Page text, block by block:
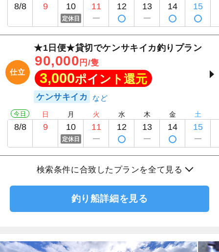
8/8 9 10
定休日
11 12 13 14 15
仕立
★1日便★貸切でケンサキイカ釣りプラン
90,000 円/隻
3,000ポイント還元
ケンサキイカ
今日
8/8
日
9
月
10
定休日
火
11
水
12
木
13
金
14
土
15
検索条件に合致したプランを全て見る
釣り船詳細を見る